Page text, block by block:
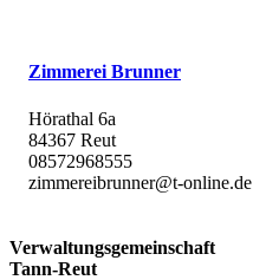
Zimmerei Brunner
Hörathal 6a
84367 Reut
08572968555
zimmereibrunner@t-online.de
Verwaltungsgemeinschaft
Tann-Reut